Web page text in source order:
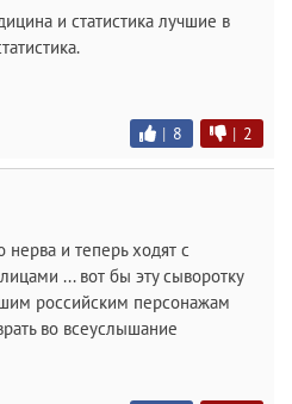
и статистика лучшие в
| 8 | 2
нерва и теперь ходят с
... вот бы эту сыворотку
российским персонажам
во всеуслышание